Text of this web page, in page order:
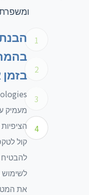
1
2
3
4
מעמיק
קול
לשימוש
את